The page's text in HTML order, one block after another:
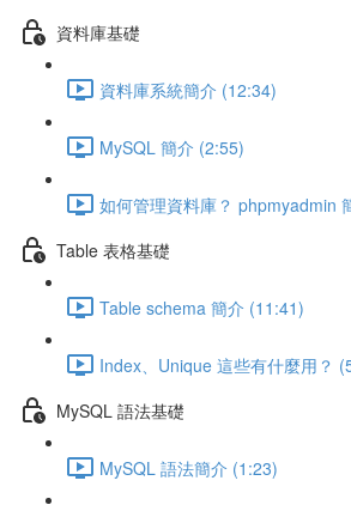
資料庫基礎
資料庫系統簡介 (12:34)
MySQL 簡介 (2:55)
如何管理資料庫？ phpmyadmin
Table 表格基礎
Table schema 簡介 (11:41)
Index、Unique 這些有什麼用？
MySQL 語法基礎
MySQL 語法簡介 (1:23)